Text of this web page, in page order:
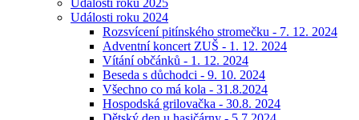
Události roku 2025
Události roku 2024
Rozsvícení pitínského stromečku - 7. 12. 2024
Adventní koncert ZUŠ - 1. 12. 2024
Vítání občánků - 1. 12. 2024
Beseda s důchodci - 9. 10. 2024
Všechno co má kola - 31.8.2024
Hospodská grilovačka - 30.8. 2024